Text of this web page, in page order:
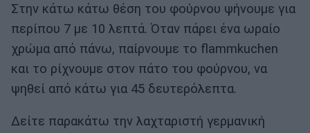
Στην κάτω κάτω θέση του φούρνου ψήνουμε για
περίπου 7 με 10 λεπτά. Όταν πάρει ένα ωραίο
χρώμα από πάνω, παίρνουμε το flammkuchen
και το ρίχνουμε στον πάτο του φούρνου, να
ψηθεί από κάτω για 45 δευτερόλεπτα.
Δείτε παρακάτω την λαχταριστή γερμανική